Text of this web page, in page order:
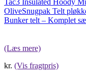
Tac3 Insulated Hoody
OliveSnugpak Telt
Bunker telt – Komplet
(Læs mere)
kr. (Vis fragtpris)